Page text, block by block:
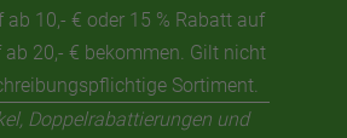
ab 10,- € oder 15 % Rabatt auf
ab 20,- € bekommen. Gilt nicht
Sortiment.
Doppelrabattierungen und